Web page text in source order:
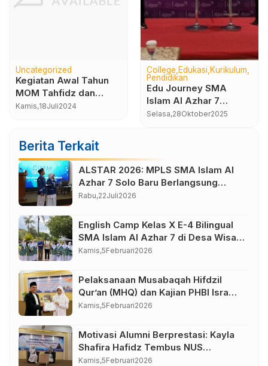
Uncategorized
Kegiatan Awal Tahun
MOM Tahfidz dan
Character Building
Kamis,18Juli2024
College Edukasi Kurikulum
Pendidikan
Edu Journey SMA
Islam Al Azhar 7
Jakarta-Bandung
Selasa,28Oktober2025
Berita Terkait
ALSTAR 2026: MPLS SMA Islam Al
Azhar 7 Solo Baru Berlangsung
Sukses, Wujudkan Awal Perjalanan
Rabu,22Juli2026
English Camp Kelas X E-4 Bilingual
SMA Islam Al Azhar 7 di Desa Wisata
Bahasa Borobudur Magelang
Kamis,5Februari2026
Pelaksanaan Musabaqah Hifdzil
Qur’an (MHQ) dan Kajian PHBI Isra
Mi’raj SMA Islam Al Azhar 7
Kamis,5Februari2026
Motivasi Alumni Berprestasi: Kayla
Shafira Hafidz Tembus NUS
Singapura
Kamis,5Februari2026